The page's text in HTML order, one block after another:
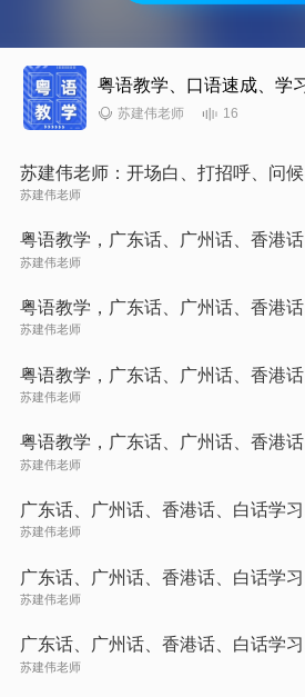
粤语教学、口语速成、学
苏建伟老师 16
苏建伟老师
苏建伟老师
苏建伟老师
苏建伟老师
苏建伟老师
广东话、广州话、香港话、白话学
苏建伟老师
苏建伟老师
苏建伟老师